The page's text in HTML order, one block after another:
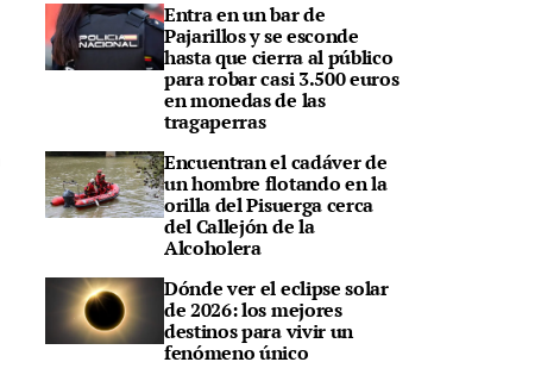
Entra en un bar de
Pajarillos y se esconde
hasta que cierra al público
para robar casi 3.500 euros
en monedas de las
tragaperras
Encuentran el cadáver de
un hombre flotando en la
orilla del Pisuerga cerca
del Callejón de la
Alcoholera
Dónde ver el eclipse solar
de 2026: los mejores
destinos para vivir un
fenómeno único